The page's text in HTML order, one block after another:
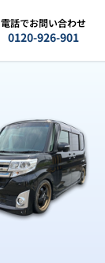
電話でお問い合わせ
0120-926-901